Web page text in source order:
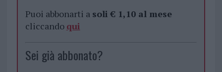
Puoi abbonarti a soli € 1,10 al mese
cliccando qui
Sei già abbonato?